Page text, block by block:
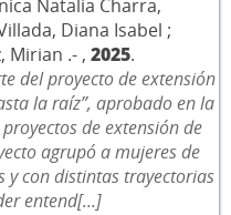
Natalia Charra,
Diana Isabel ;
Mirian .- , 2025.
del proyecto de extensión
la raíz”, aprobado en la
de extensión de
agrupó a mujeres de
y con distintas trayectorias
entend[...]